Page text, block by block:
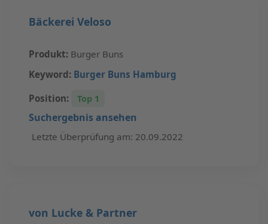
Bäckerei Veloso
Produkt: Burger Buns
Keyword: Burger Buns Hamburg
Position: Top 1
Suchergebnis ansehen
Letzte Überprüfung am: 20.09.2022
von Lucke & Partner